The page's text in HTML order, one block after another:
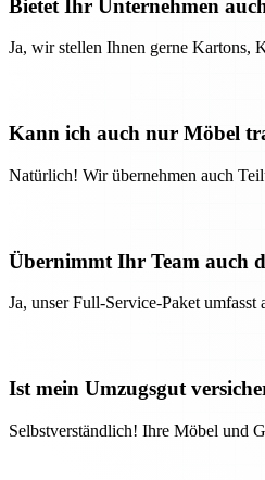
Bietet Ihr Unternehmen
Ja, wir stellen Ihnen gerne Kartons,
Kann ich auch nur Möbel
Natürlich! Wir übernehmen auch
Übernimmt Ihr Team auch
Ja, unser Full-Service-Paket
Ist mein Umzugsgut
Selbstverständlich! Ihre Möbel und